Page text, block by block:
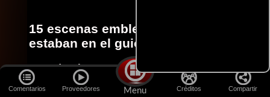
Comentarios Proveedores Menu Créditos Compartir
15 escenas emblemáticas que no
estaban en el guion
Por más sólido que sea un guión siempre hay
espacio para que improvisaciones que se dan